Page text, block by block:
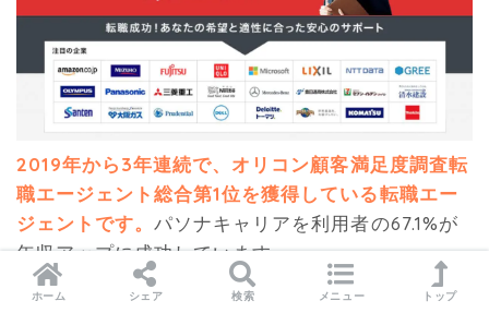
2019年から3年連続で、オリコン顧客満足度調査転
職エージェント総合第1位を獲得している転職エー
ジェントです。パソナキャリアを利用者の67.1%が
年収アップに成功しています。
ホーム シェア 検索 メニュー トップ